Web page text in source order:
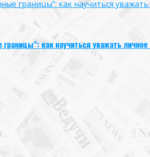
границы“: как научиться
как научиться уважать личное